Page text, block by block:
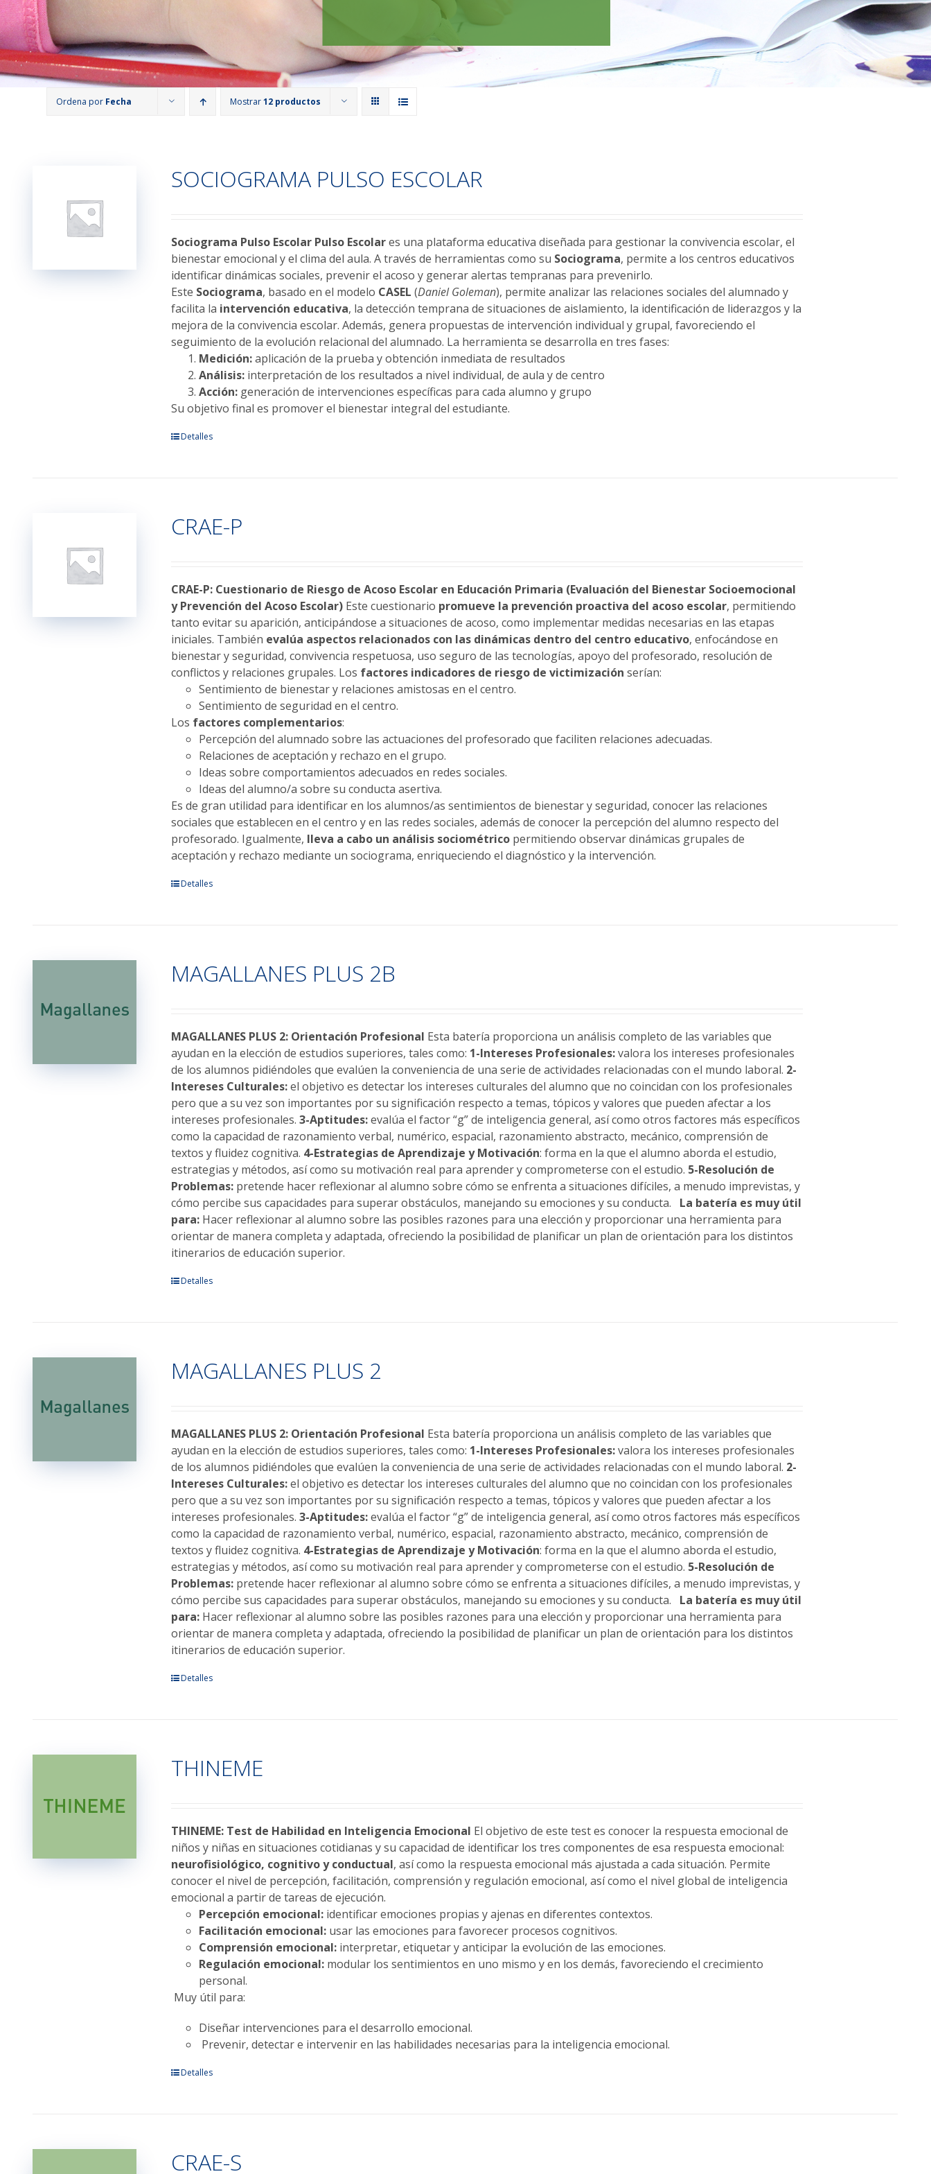
Ordena por Fecha Mostrar12 productos
SOCIOGRAMA PULSO ESCOLAR
Sociograma Pulso Escolar Pulso Escolares una plataforma educativa diseñada para gestionar la convivencia escolar, el
bienestar emocional y el clima del aula. A través de herramientas como su Sociograma, permite a los centros educativos
identificar dinámicas sociales, prevenir el acoso y generar alertas tempranas para prevenirlo.
Este Sociograma, basado en el modelo CASEL(Daniel Goleman), permite analizar las relaciones sociales del alumnado y
facilita la intervención educativa, la detección temprana de situaciones de aislamiento, la identificación de liderazgos y la
mejora de la convivencia escolar. Además, genera propuestas de intervención individual y grupal, favoreciendo el
seguimiento de la evolución relacional del alumnado. La herramienta se desarrolla en tres fases:
Medición:aplicación de la prueba y obtención inmediata de resultados
Análisis: interpretación de los resultados a nivel individual, de aula y de centro
Acción: generación de intervenciones específicas para cada alumno y grupo
Su objetivo final es promover el bienestar integral del estudiante.
Este
Las
opciones
elegir
en
la
página
de
producto
Detalles
CRAE-P
CRAE-P: Cuestionario de Riesgo de Acoso Escolar en Educación Primaria (Evaluación del Bienestar Socioemocional
y Prevención del Acoso Escolar) Este cuestionario promueve la prevención proactiva del acoso escolar, permitiendo
tanto evitar su aparición, anticipándose a situaciones de acoso, como implementar medidas necesarias en las etapas
iniciales. También evalúa aspectos relacionados con las dinámicas dentro del centro educativo, enfocándose en
bienestar y seguridad, convivencia respetuosa, uso seguro de las tecnologías, apoyo del profesorado, resolución de
conflictos y relaciones grupales. Los factores indicadores de riesgo de victimización serían:
Sentimiento de bienestar y relaciones amistosas en el centro.
Sentimiento de seguridad en el centro.
Los factores complementarios:
Percepción del alumnado sobre las actuaciones del profesorado que faciliten relaciones adecuadas.
Relaciones de aceptación y rechazo en el grupo.
Ideas sobre comportamientos adecuados en redes sociales.
Ideas del alumno/a sobre su conducta asertiva.
Es de gran utilidad para identificar en los alumnos/as sentimientos de bienestar y seguridad, conocer las relaciones
sociales que establecen en el centro y en las redes sociales, además de conocer la percepción del alumno respecto del
profesorado. Igualmente, lleva a cabo un análisis sociométrico permitiendo observar dinámicas grupales de
aceptación y rechazo mediante un sociograma, enriqueciendo el diagnóstico y la intervención.
Este
Las
opciones
elegir
en
la
página
de
producto
Detalles
MAGALLANES PLUS 2B
MAGALLANES PLUS 2: Orientación Profesional Esta batería proporciona un análisis completo de las variables que
ayudan en la elección de estudios superiores, tales como: 1-Intereses Profesionales:valora los intereses profesionales
de los alumnos pidiéndoles que evalúen la conveniencia de una serie de actividades relacionadas con el mundo laboral. 2-
Intereses Culturales:el objetivo es detectar los intereses culturales del alumno que no coincidan con los profesionales
pero que a su vez son importantes por su significación respecto a temas, tópicos y valores que pueden afectar a los
intereses profesionales.3-Aptitudes:evalúa el factor “g” de inteligencia general, así como otros factores más específicos
como la capacidad de razonamiento verbal, numérico, espacial, razonamiento abstracto, mecánico, comprensión de
textos y fluidez cognitiva. 4-Estrategias de Aprendizaje y Motivación: forma en la que el alumno aborda el estudio,
estrategias y métodos, así como su motivación real para aprender y comprometerse con el estudio. 5-Resolución de
Problemas: pretende hacer reflexionar al alumno sobre cómo se enfrenta a situaciones difíciles, a menudo imprevistas, y
cómo percibe sus capacidades para superar obstáculos, manejando su emociones y su conducta. La batería es muy útil
para: Hacer reflexionar al alumno sobre las posibles razones para una elección y proporcionar una herramienta para
orientar de manera completa y adaptada, ofreciendo la posibilidad de planificar un plan de orientación para los distintos
itinerarios de educación superior.
Detalles
MAGALLANES PLUS 2
MAGALLANES PLUS 2: Orientación Profesional Esta batería proporciona un análisis completo de las variables que
ayudan en la elección de estudios superiores, tales como: 1-Intereses Profesionales:valora los intereses profesionales
de los alumnos pidiéndoles que evalúen la conveniencia de una serie de actividades relacionadas con el mundo laboral. 2-
Intereses Culturales:el objetivo es detectar los intereses culturales del alumno que no coincidan con los profesionales
pero que a su vez son importantes por su significación respecto a temas, tópicos y valores que pueden afectar a los
intereses profesionales.3-Aptitudes:evalúa el factor “g” de inteligencia general, así como otros factores más específicos
como la capacidad de razonamiento verbal, numérico, espacial, razonamiento abstracto, mecánico, comprensión de
textos y fluidez cognitiva. 4-Estrategias de Aprendizaje y Motivación: forma en la que el alumno aborda el estudio,
estrategias y métodos, así como su motivación real para aprender y comprometerse con el estudio. 5-Resolución de
Problemas: pretende hacer reflexionar al alumno sobre cómo se enfrenta a situaciones difíciles, a menudo imprevistas, y
cómo percibe sus capacidades para superar obstáculos, manejando su emociones y su conducta. La batería es muy útil
para: Hacer reflexionar al alumno sobre las posibles razones para una elección y proporcionar una herramienta para
orientar de manera completa y adaptada, ofreciendo la posibilidad de planificar un plan de orientación para los distintos
itinerarios de educación superior.
Este
Las
opciones
elegir
en
la
página
de
producto
Detalles
THINEME
THINEME: Test de Habilidad en Inteligencia Emocional El objetivo de este test es conocer la respuesta emocional de
niños y niñas en situaciones cotidianas y su capacidad de identificar los tres componentes de esa respuesta emocional:
neurofisiológico, cognitivo y conductual, así como la respuesta emocional más ajustada a cada situación. Permite
conocer el nivel de percepción, facilitación, comprensión y regulación emocional, así como el nivel global de inteligencia
emocional a partir de tareas de ejecución.
Percepción emocional: identificar emociones propias y ajenas en diferentes contextos.
Facilitación emocional: usar las emociones para favorecer procesos cognitivos.
Comprensión emocional: interpretar, etiquetar y anticipar la evolución de las emociones.
Regulación emocional: modular los sentimientos en uno mismo y en los demás, favoreciendo el crecimiento
personal.
Muy útil para:
Diseñar intervenciones para el desarrollo emocional.
Prevenir, detectar e intervenir en las habilidades necesarias para la inteligencia emocional.
Este
Las
Detalles
CRAE-S